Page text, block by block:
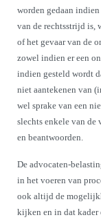
worden gedaan
van de rechtsstrijd is,
of het gevaar van de
zowel indien er een
indien gesteld wordt
niet aantekenen van
wel sprake van een
slechts enkele van de
en beantwoorden.
De advocaten-
in het voeren van
ook altijd de
kijken en in dat kader